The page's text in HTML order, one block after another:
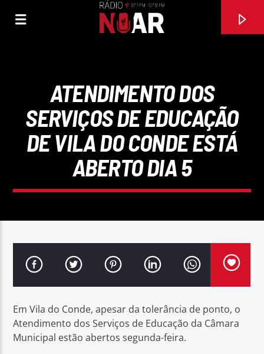
FAIXA ATUAL
97.1FM E 107.8 FM
RÁDIO NOAR
Rádio No ar
ATENDIMENTO DOS
SERVIÇOS DE EDUCAÇÃO
DE VILA DO CONDE ESTÁ
ABERTO DIA 5
Em Vila do Conde, apesar da tolerância de ponto, o
Atendimento dos Serviços de Educação da Câmara
Municipal estão abertos segunda-feira.